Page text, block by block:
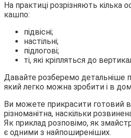
На практиці розрізняють кілька
кашпо:
підвісні;
настільні;
підлогові;
ті, які кріпляться до
Давайте розберемо детальніше
який легко можна зробити і в
Ви можете прикрасити готовий
різноманітна, наскільки
Як приклад розповімо, як
є одними з найпоширеніших.